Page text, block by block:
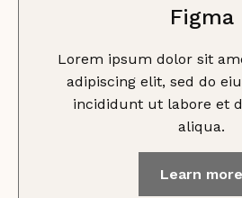
Figma
Lorem ipsum dolor sit
adipiscing elit, sed do
incididunt ut labore et
aliqua.
Learn more